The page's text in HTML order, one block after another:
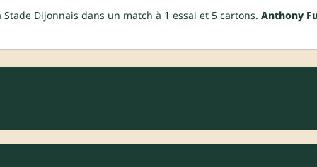
Dijonnais dans un match à 1 essai et 5 cartons. Anthony